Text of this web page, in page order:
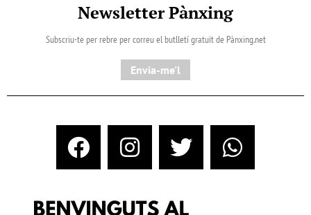
Newsletter Pànxing
Subscriu-te per rebre per correu el butlletí gratuït de Pànxing.net​
Envia-me'l